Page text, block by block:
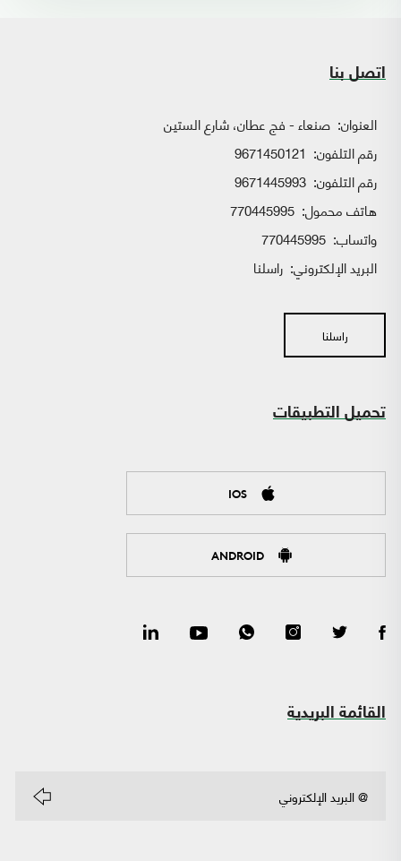
اتصل بنا
العنوان: صنعاء - فج عطان، شارع الستين
رقم التلفون: 9671450121
رقم التلفون: 9671445993
هاتف محمول: 770445995
واتساب:
البريد الإلكتروني: راسلنا
راسلنا
تحميل التطبيقات
IOS
ANDROID
القائمة البريدية